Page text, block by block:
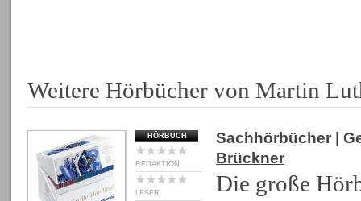
Weitere Hörbücher von Martin
HÖRBUCH
REDAKTION
LESER
Sachhörbücher |
Brückner
Die große